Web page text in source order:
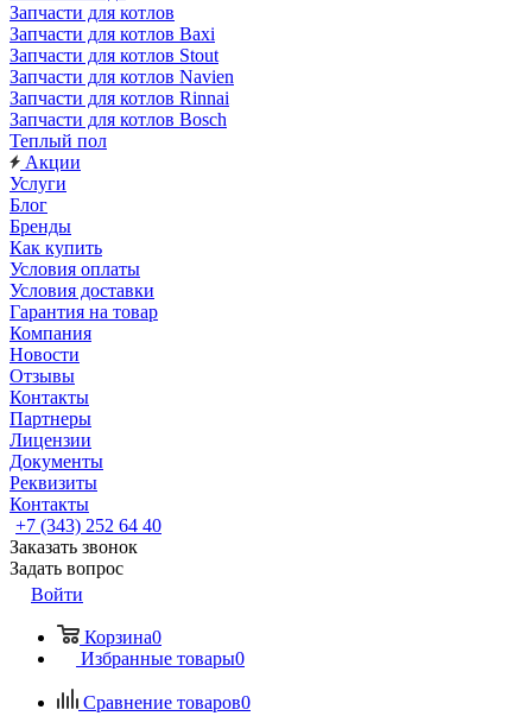
Запчасти для котлов
Запчасти для котлов Baxi
Запчасти для котлов Stout
Запчасти для котлов Navien
Запчасти для котлов Rinnai
Запчасти для котлов Bosch
Теплый пол
Акции
Услуги
Блог
Бренды
Как купить
Условия оплаты
Условия доставки
Гарантия на товар
Компания
Новости
Отзывы
Контакты
Партнеры
Лицензии
Документы
Реквизиты
Контакты
+7 (343) 252 64 40
Заказать звонок
Задать вопрос
Войти
Корзина0
Избранные товары0
Сравнение товаров0